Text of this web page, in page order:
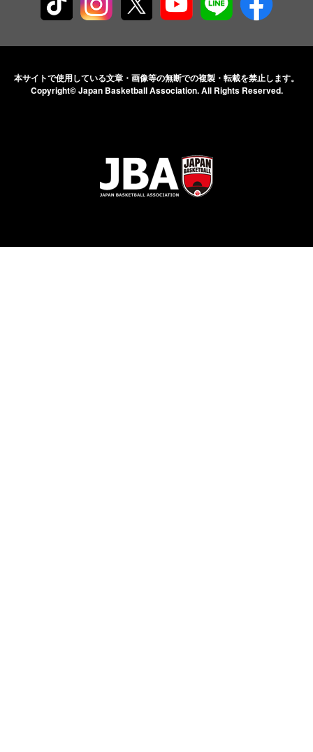
本サイトで使用している文章・画像等の無断での複製・転載を禁止します。
Copyright© Japan Basketball Association.All Rights Reserved.